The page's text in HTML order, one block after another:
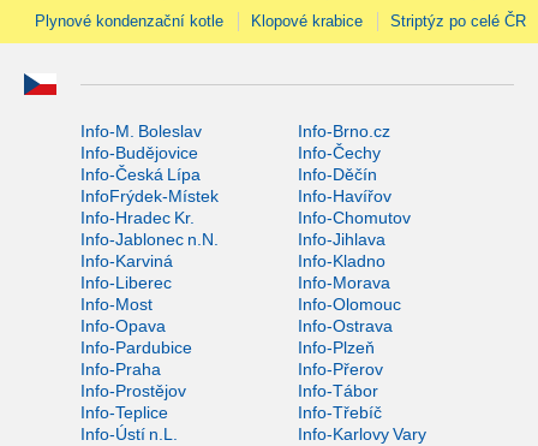
Plynové kondenzační kotle
Klopové krabice Striptýz po celé ČR
Info-M. Boleslav
Info-Brno.cz
Info-Budějovice
Info-Čechy
Info-Česká Lípa
Info-Děčín
InfoFrýdek-Místek
Info-Havířov
Info-Hradec Kr.
Info-Chomutov
Info-Jablonec n.N.
Info-Jihlava
Info-Karviná
Info-Kladno
Info-Liberec
Info-Morava
Info-Most
Info-Olomouc
Info-Opava
Info-Ostrava
Info-Pardubice
Info-Plzeň
Info-Praha
Info-Přerov
Info-Prostějov
Info-Tábor
Info-Teplice
Info-Třebíč
Info-Ústí n.L.
Info-Karlovy Vary